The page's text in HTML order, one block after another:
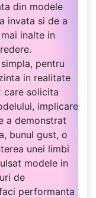
din modele
invata si de a
inalte in
pentru
in realitate
care solicita
implicare
a demonstrat
bunul gust, o
unei limbi
modele in
de
performanta